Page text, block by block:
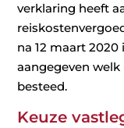
verklaring heeft
na 12 maart
aangegeven
besteed.
Keuze